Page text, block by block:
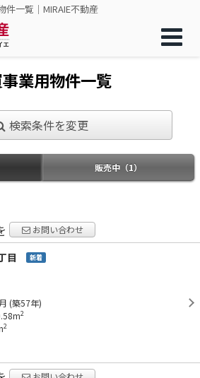
一覧｜MIRAIE不動産
業用物件一覧
検索条件を変更
販売中（1）
お問い合わせ
目 新着
(築57年)
2
2